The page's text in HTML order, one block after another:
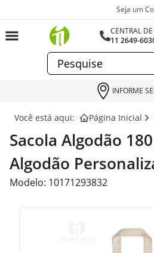
Seja um
CENTRAL
11 2649-
INFORME
Você está aqui: Página Inicial
Sacola Algodão
Algodão
Modelo: 10171293832